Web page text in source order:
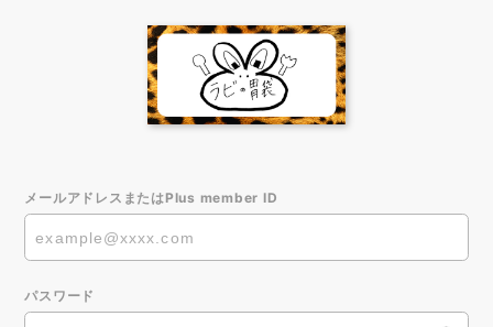
メールアドレスまたはPlus member ID
パスワード